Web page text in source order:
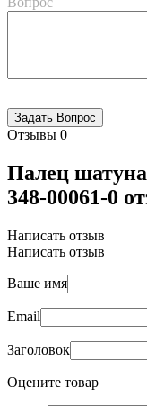
Отзывы 0
Палец
348-00061-0
Написать отзыв
Написать отзыв
Ваше имя
Email
Заголовок
Оцените товар